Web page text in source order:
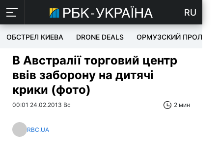
RU
ОБСТРЕЛ КИЕВА DRONE DEALS ОРМУЗСКИЙ ПРОЛИВ
В Австралії торговий центр
ввів заборону на дитячі
крики (фото)
00:01 24.02.2013 Вс 2 мин
RBC.UA